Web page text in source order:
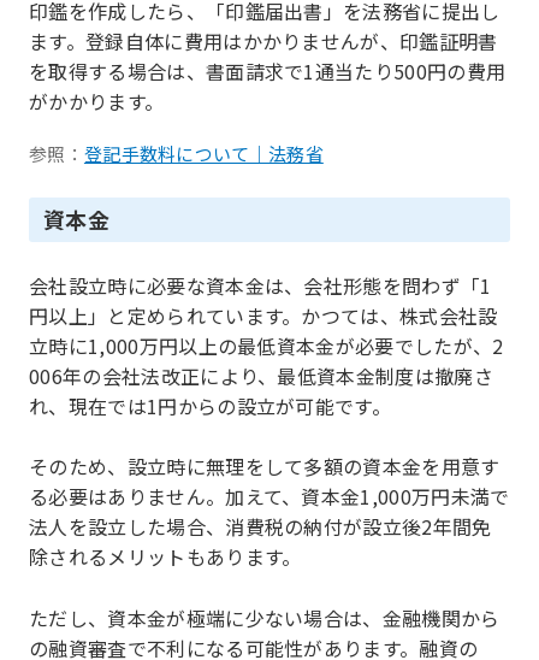
印鑑を作成したら、「印鑑届出書」を法務省に提出し
ます。登録自体に費用はかかりませんが、印鑑証明書
を取得する場合は、書面請求で1通当たり500円の費用
がかかります。
参照： 登記手数料について｜法務省
資本金
会社設立時に必要な資本金は、会社形態を問わず「1
円以上」と定められています。かつては、株式会社設
立時に1,000万円以上の最低資本金が必要でしたが、2
006年の会社法改正により、最低資本金制度は撤廃さ
れ、現在では1円からの設立が可能です。
そのため、設立時に無理をして多額の資本金を用意す
る必要はありません。加えて、資本金1,000万円未満で
法人を設立した場合、消費税の納付が設立後2年間免
除されるメリットもあります。
ただし、資本金が極端に少ない場合は、金融機関から
の融資審査で不利になる可能性があります。融資の